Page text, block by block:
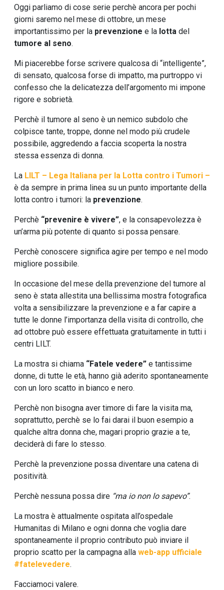
Oggi parliamo di cose serie perchè ancora per pochi
giorni saremo nel mese di ottobre, un mese
importantissimo per la prevenzione e la lotta del
tumore al seno.
Mi piacerebbe forse scrivere qualcosa di “intelligente”,
di sensato, qualcosa forse di impatto, ma purtroppo vi
confesso che la delicatezza dell’argomento mi impone
rigore e sobrietà.
Perchè il tumore al seno è un nemico subdolo che
colpisce tante, troppe, donne nel modo più crudele
possibile, aggredendo a faccia scoperta la nostra
stessa essenza di donna.
La LILT – Lega Italiana per la Lotta contro i Tumori –
è da sempre in prima linea su un punto importante della
lotta contro i tumori: la prevenzione.
Perchè “prevenire è vivere”, e la consapevolezza è
un’arma più potente di quanto si possa pensare.
Perchè conoscere significa agire per tempo e nel modo
migliore possibile.
In occasione del mese della prevenzione del tumore al
seno è stata allestita una bellissima mostra fotografica
volta a sensibilizzare la prevenzione e a far capire a
tutte le donne l’importanza della visita di controllo, che
ad ottobre può essere effettuata gratuitamente in tutti i
centri LILT.
La mostra si chiama “Fatele vedere” e tantissime
donne, di tutte le età, hanno già aderito spontaneamente
con un loro scatto in bianco e nero.
Perchè non bisogna aver timore di fare la visita ma,
soprattutto, perchè se lo fai darai il buon esempio a
qualche altra donna che, magari proprio grazie a te,
deciderà di fare lo stesso.
Perchè la prevenzione possa diventare una catena di
positività.
Perchè nessuna possa dire “ma io non lo sapevo”.
La mostra è attualmente ospitata all’ospedale
Humanitas di Milano e ogni donna che voglia dare
spontaneamente il proprio contributo può inviare il
proprio scatto per la campagna alla web-app ufficiale
#fatelevedere.
Facciamoci valere.